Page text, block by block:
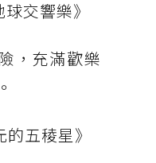
交響樂》
，充滿歡樂
五稜星》